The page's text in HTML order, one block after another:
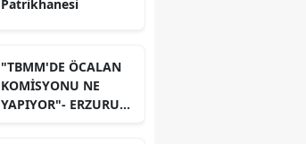
Patrikhanesi
"TBMM'DE ÖCALAN
KOMİSYONU NE
YAPIYOR"- ERZURUM